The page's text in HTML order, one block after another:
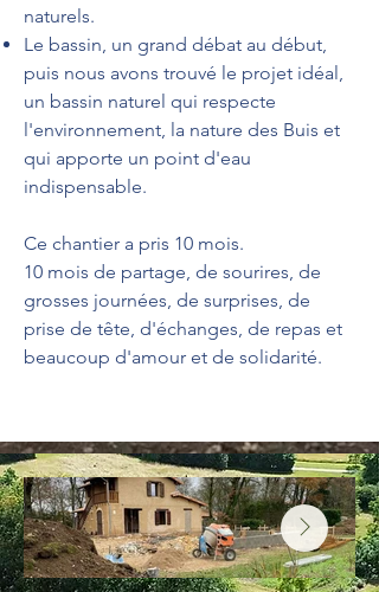
naturels.
Le bassin, un grand débat au début,
puis nous avons trouvé le projet idéal,
un bassin naturel qui respecte
l'environnement, la nature des Buis et
qui apporte un point d'eau
indispensable.
Ce chantier a pris 10 mois.
10 mois de partage, de sourires, de
grosses journées, de surprises, de
prise de tête, d'échanges, de repas et
beaucoup d'amour et de solidarité.